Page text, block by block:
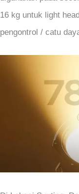
16 kg untuk light
pengontrol / catu